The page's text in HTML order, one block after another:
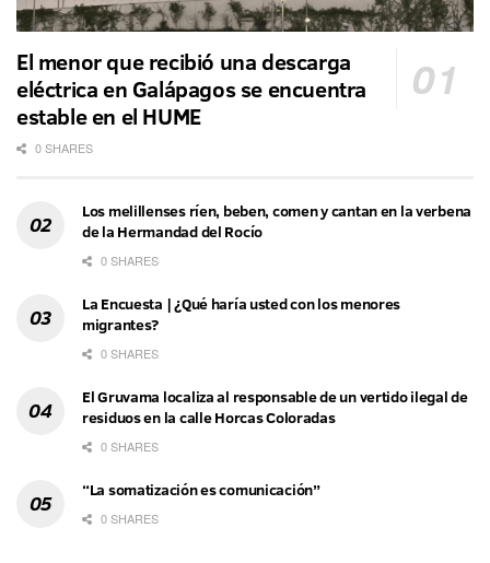
El menor que recibió una descarga
eléctrica en Galápagos se encuentra
estable en el HUME
0 SHARES
Los melillenses ríen, beben, comen y cantan en la verbena
de la Hermandad del Rocío
0 SHARES
La Encuesta | ¿Qué haría usted con los menores
migrantes?
0 SHARES
El Gruvama localiza al responsable de un vertido ilegal de
residuos en la calle Horcas Coloradas
0 SHARES
“La somatización es comunicación”
0 SHARES